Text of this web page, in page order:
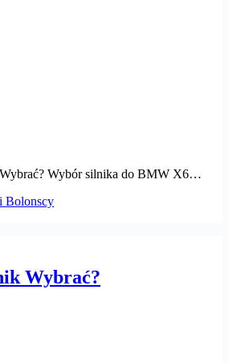
Wybór silnika do BMW X6…
Bolonscy
Wybrać?